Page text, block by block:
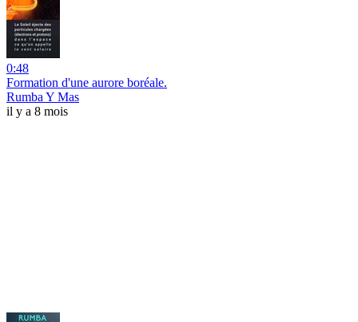
0:48
Formation d'une aurore boréale.
Rumba Y Mas
il y a 8 mois